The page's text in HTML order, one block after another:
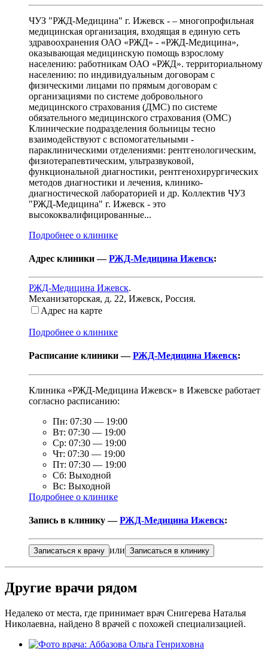
ЧУЗ "РЖД-Медицина" г. Ижевск - – многопрофильная
медицинская организация, входящая в единую сеть
здравоохранения ОАО «РЖД» - «РЖД-Медицина»,
оказывающая медицинскую помощь взрослому
населению: работникам ОАО «РЖД». территориальному
населению: по индивидуальным договорам с
физическими лицами по прямым договорам с
организациями по системе добровольного
медицинского страхования (ДМС) по системе
обязательного медицинского страхования (ОМС)
Клинические подразделения больницы тесно
взаимодействуют с вспомогательными -
параклиническими отделениями: рентгенологическим,
физиотерапевтическим, ультразвуковой,
функциональной диагностики, рентгенохирургических
методов диагностики и лечения, клинико-
диагностической лабораторией и др. Коллектив ЧУЗ
"РЖД-Медицина" г. Ижевск - это
высококвалифицированные...
Подробнее о клинике
Адрес клиники —РЖД-Медицина Ижевск:
РЖД-Медицина Ижевск.
Механизаторская, д. 22, Ижевск, Россия.
Адрес на карте
Подробнее о клинике
Расписание клиники —РЖД-Медицина Ижевск:
Клиника «РЖД-Медицина Ижевск» в Ижевске работает
согласно расписанию:
Пн: 07:30 — 19:00
Вт: 07:30 — 19:00
Ср: 07:30 — 19:00
Чт: 07:30 — 19:00
Пт: 07:30 — 19:00
Сб: Выходной
Вс: Выходной
Подробнее о клинике
Запись в клинику —РЖД-Медицина Ижевск:
Записаться к врачу или Записаться в клинику
Другие врачи рядом
Недалеко от места, где принимает врач Снигерева Наталья
Николаевна, найдено 8 врачей с похожей специализацией.